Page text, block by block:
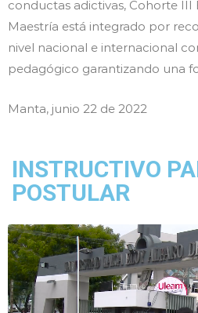
conductas adictivas, Cohorte
Maestría está integrado por
nivel nacional e internacional
pedagógico garantizando una
Manta, junio 22 de 2022
INSTRUCTIVO
POSTULAR